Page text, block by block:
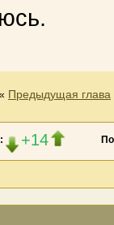
Предыдущая глава
+14